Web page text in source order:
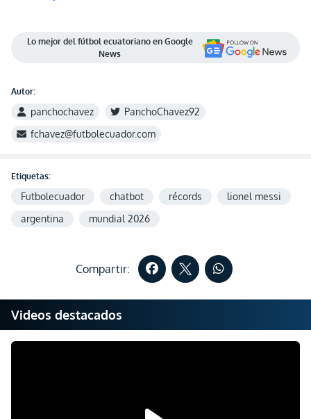
Lo mejor del fútbol ecuatoriano en Google
News
Autor:
panchochavez
PanchoChavez92
fchavez@futbolecuador.com
Etiquetas:
Futbolecuador chatbot récords
lionel messi
argentina
mundial 2026
Compartir:
Videos destacados